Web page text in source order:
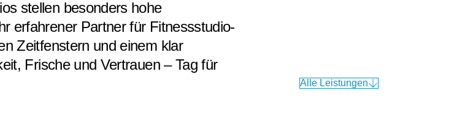
stellen besonders hohe
erfahrener Partner für Fitnessstudio-
Zeitfenstern und einem klar
Frische und Vertrauen – Tag für
Alle Leistungen